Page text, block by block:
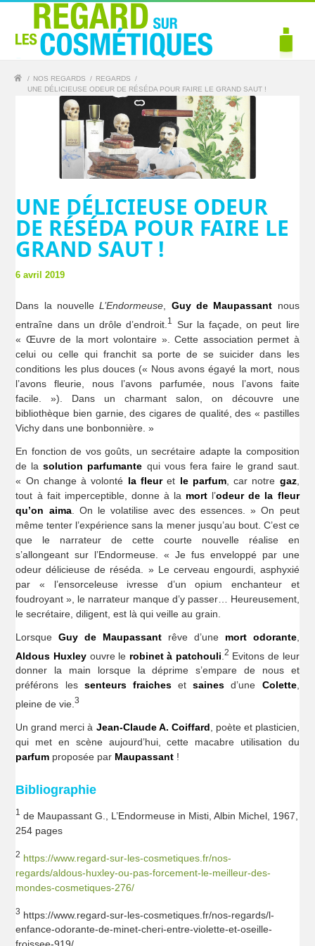
/ NOS REGARDS / REGARDS
/
UNE DÉLICIEUSE ODEUR DE RÉSÉDA POUR FAIRE LE GRAND SAUT !
UNE DÉLICIEUSE ODEUR
DE RÉSÉDA POUR FAIRE LE
GRAND SAUT !
6 avril 2019
Dans la nouvelleL’Endormeuse, Guy de Maupassant nous
entraîne dans un drôle d’endroit. 1
Sur la façade, on peut lire
« Œuvre de la mort volontaire ». Cette association permet à
celui ou celle qui franchit sa porte de se suicider dans les
conditions les plus douces (« Nous avons égayé la mort, nous
l’avons fleurie, nous l’avons parfumée, nous l’avons faite
facile. »). Dans un charmant salon, on découvre une
bibliothèque bien garnie, des cigares de qualité, des « pastilles
Vichy dans une bonbonnière. »
En fonction de vos goûts, un secrétaire adapte la composition
de lasolution parfumante qui vous fera faire le grand saut.
« On change à volonté la fleuret le parfum, car notre gaz,
tout à fait imperceptible, donne à la mort l’odeur de la fleur
qu’on aima. On le volatilise avec des essences. » On peut
même tenter l’expérience sans la mener jusqu’au bout. C’est ce
que le narrateur de cette courte nouvelle réalise en
s’allongeant sur l’Endormeuse. « Je fus enveloppé par une
odeur délicieuse de réséda. » Le cerveau engourdi, asphyxié
par « l’ensorceleuse ivresse d’un opium enchanteur et
foudroyant », le narrateur manque d’y passer… Heureusement,
le secrétaire, diligent, est là qui veille au grain.
LorsqueGuy de Maupassant rêve d’une mort odorante,
Aldous Huxleyouvre le robinet à patchouli 2 Evitons de leur
donner la main lorsque la déprime s’empare de nous et
préférons les senteurs fraichesetsaines d’une Colette,
pleine de vie.3
Un grand merci à Jean-Claude A. Coiffard , poète et plasticien,
qui met en scène aujourd’hui, cette macabre utilisation du
parfum proposée par Maupassant !
Bibliographie
1
de Maupassant G., L’Endormeuse in Misti, Albin Michel, 1967,
254 pages
2 https://www.regard-sur-les-cosmetiques.fr/nos-
regards/aldous-huxley-ou-pas-forcement-le-meilleur-des-
mondes-cosmetiques-276/
3 https://www.regard-sur-les-cosmetiques.fr/nos-regards/l-
enfance-odorante-de-minet-cheri-entre-violette-et-oseille-